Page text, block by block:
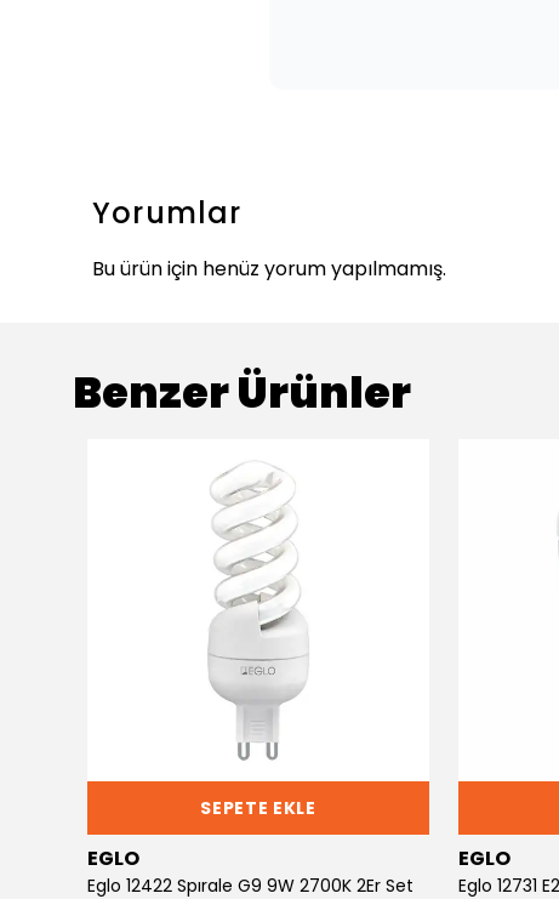
Yorumlar
Bu ürün için henüz yorum yapılmamış.
Benzer Ürünler
SEPETE EKLE
EGLO
Eglo 12422 Spırale G9 9W 2700K 2Er Set
EGLO
Eglo 12731